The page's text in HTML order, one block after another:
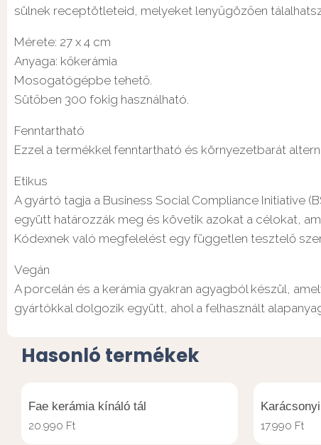
sülnek receptötleteid, melyeket lenyűgözően
Mérete: 27 x 4 cm
Anyaga: kőkerámia
Mosogatógépbe tehető.
Sütőben 300 fokig használható.
Fenntartható
Ezzel a termékkel fenntartható és környezetbarát
Etikus
A gyártó tagja a Business Social Compliance Initiative
együtt határozzák meg és követik azokat a célokat,
Kódexnek való megfelelést egy független tesztelő
Vegán
A porcelán és a kerámia gyakran agyagból készül,
gyártókkal dolgozik együtt, ahol a felhasznált
Hasonló termékek
Fae kerámia kínáló tál
20.990 Ft 17.990 Ft